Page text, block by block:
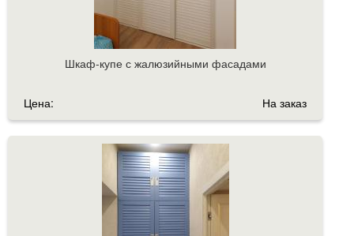
Шкаф-купе с жалюзийными фасадами
Цена: На заказ